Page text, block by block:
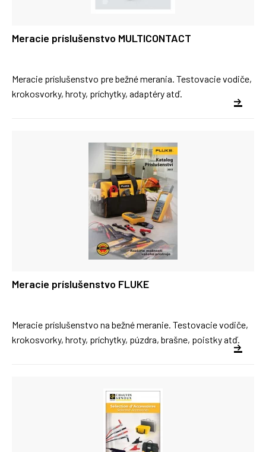
Meracie príslušenstvo MULTICONTACT
Meracie príslušenstvo pre bežné merania. Testovacie vodiče,
krokosvorky, hroty, príchytky, adaptéry atď.
Meracie príslušenstvo FLUKE
Meracie príslušenstvo na bežné meranie. Testovacie vodiče,
krokosvorky, hroty, príchytky, púzdra, brašne, poistky atď.